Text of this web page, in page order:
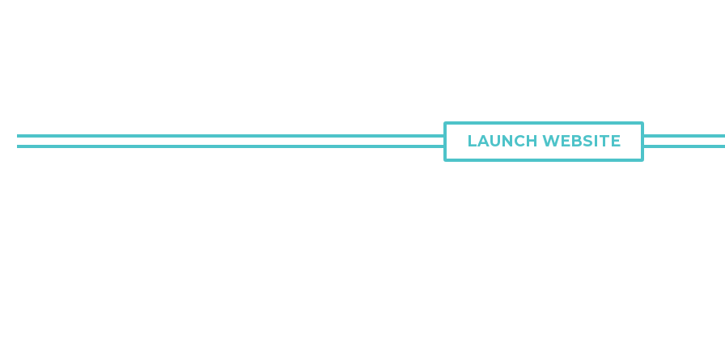
LAUNCH WEBSITE